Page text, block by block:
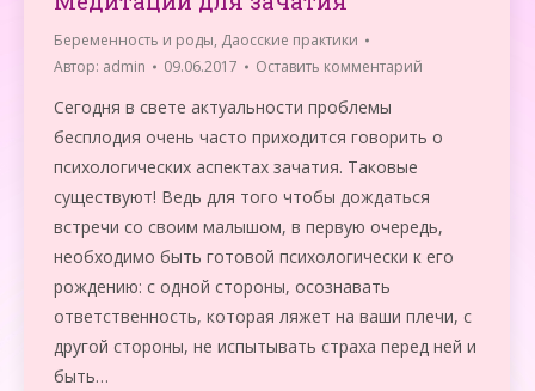
Беременность и роды, Даосские практики
Автор: admin 09.06.2017 Оставить комментарий
Сегодня в свете актуальности проблемы
бесплодия очень часто приходится говорить о
психологических аспектах зачатия. Таковые
существуют! Ведь для того чтобы дождаться
встречи со своим малышом, в первую очередь,
необходимо быть готовой психологически к его
рождению: с одной стороны, осознавать
ответственность, которая ляжет на ваши плечи, с
другой стороны, не испытывать страха перед ней и
быть…